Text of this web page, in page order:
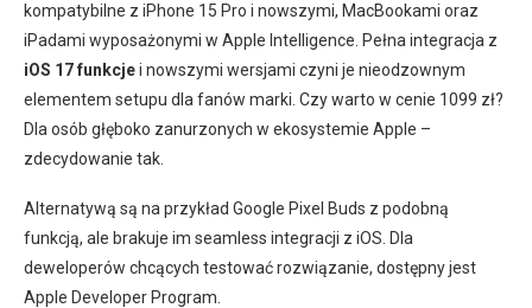
kompatybilne z iPhone 15 Pro i nowszymi, MacBookami oraz
iPadami wyposażonymi w Apple Intelligence. Pełna integracja z
iOS 17 funkcjei nowszymi wersjami czyni je nieodzownym
elementem setupu dla fanów marki. Czy warto w cenie 1099 zł?
Dla osób głęboko zanurzonych w ekosystemie Apple –
zdecydowanie tak.
Alternatywą są na przykład Google Pixel Buds z podobną
funkcją, ale brakuje im seamless integracji z iOS. Dla
deweloperów chcących testować rozwiązanie, dostępny jest
Apple Developer Program.